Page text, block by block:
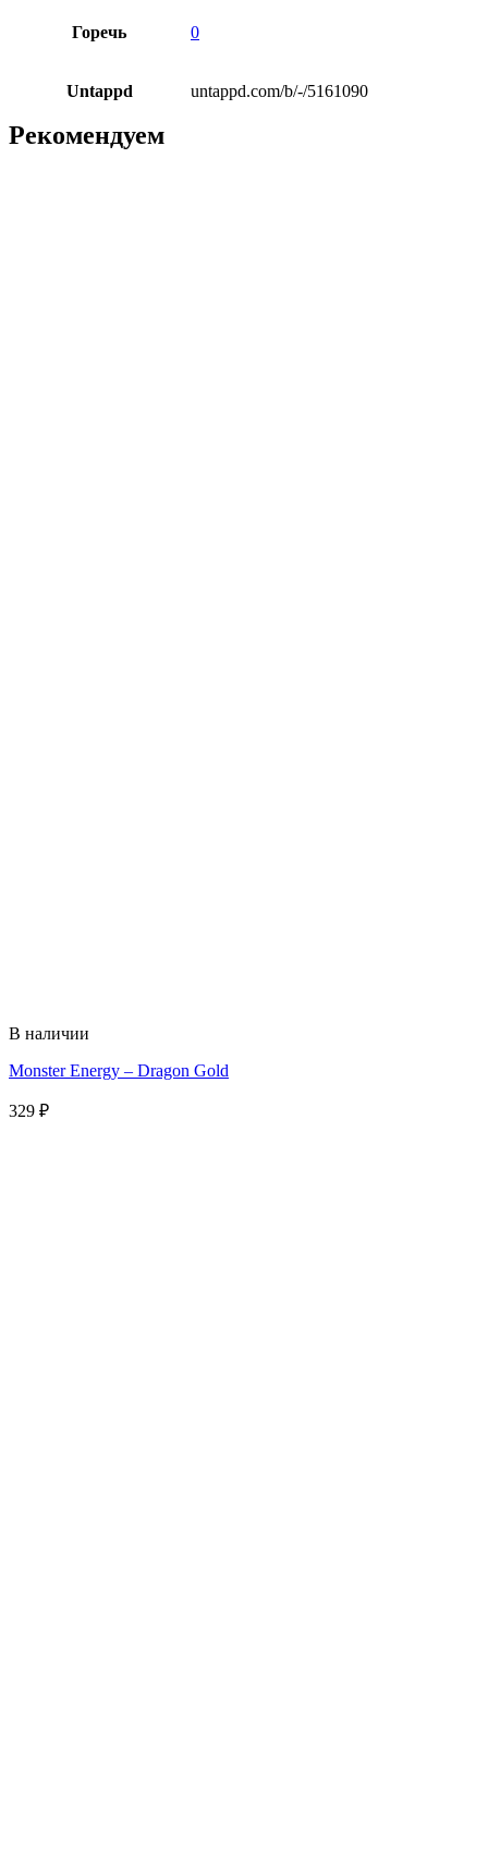
Горечь 0
Untappd untappd.com/b/-/5161090
Рекомендуем
В наличии
Monster Energy – Dragon Gold
329 ₽